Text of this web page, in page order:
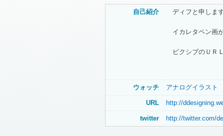
自己紹介 ディフと申しま
イカレタペン画
ピクシブのＵＲ
ウォッチ アナログイラスト
URL http://
twitter http://twitter.com/